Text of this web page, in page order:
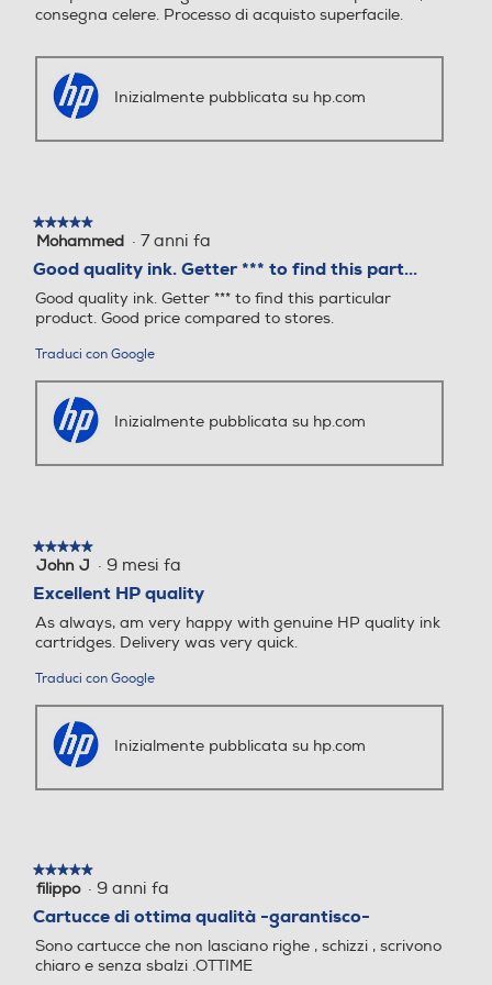
Salvaguarda i documenti
importanti e fai rivivere i
ricordi
documenti nitidi e dare vita ai tuoi ricordi più
preziosi con colori intensi.
Valutazioni e analisi
Overall:
ottimo acquisto
fux61:ottimo funziona bene
Il Top.
Salvotto:Comprato circa 20 giorni addietro.
Ottimo prodotto
salvatore:Ottimo prodotto
consegna celere. Processo di acquisto superfacile.
Inizialmente pubblicata su hp.com
★★★★★
★★★★★
5
5
stelle.
Mohammed · 7 anni fa
Good quality ink. Getter *** to find this part...
Good quality ink. Getter *** to find this particular
product. Good price compared to stores.
Traduci con Google
Inizialmente pubblicata su hp.com
★★★★★
★★★★★
5
5
stelle.
John J · 9 mesi fa
Excellent HP quality
As always, am very happy with genuine HP quality ink
cartridges. Delivery was very quick.
Traduci con Google
Inizialmente pubblicata su hp.com
★★★★★
★★★★★
5
stelle.
filippo · 9 anni fa
Cartucce di ottima qualità -garantisco-
Sono cartucce che non lasciano righe , schizzi , scrivono
chiaro e senza sbalzi .OTTIME